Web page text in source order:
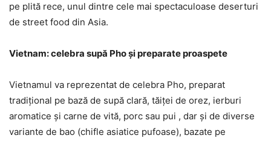
pe plită rece, unul dintre cele mai spectaculoase deserturi
de street food din Asia.
Vietnam: celebra supă Pho și preparate proaspete
Vietnamul va reprezentat de celebra Pho, preparat
tradițional pe bază de supă clară, tăiței de orez, ierburi
aromatice și carne de vită, porc sau pui , dar și de diverse
variante de bao (chifle asiatice pufoase), bazate pe